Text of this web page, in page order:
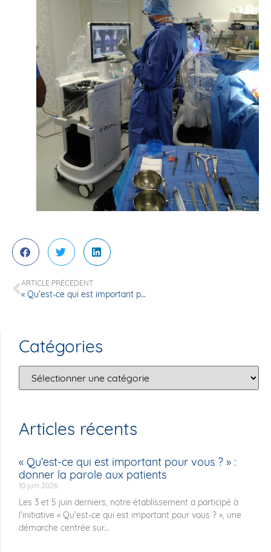
ARTICLE PRÉCÉDENT
« Qu’est-ce qui est important pour vous ? » : donner la parole aux patients
Catégories
Articles récents
« Qu’est-ce qui est important pour vous ? » :
donner la parole aux patients
10 juin 2026
Les 3 et 5 juin derniers, notre établissement a participé à
l’initiative « Qu’est-ce qui est important pour vous ? », une
démarche centrée sur...